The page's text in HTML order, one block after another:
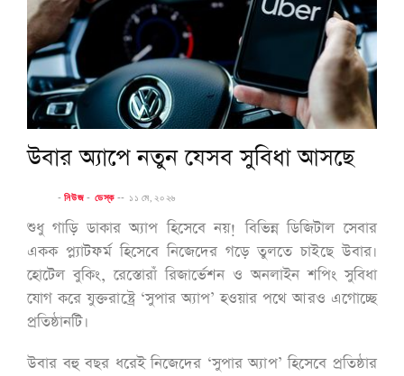
উবার অ্যাপে নতুন যেসব সুবিধা আসছে
-নিউজ - ডেস্ক -- ১১ মে, ২০২৬
শুধু গাড়ি ডাকার অ্যাপ হিসেবে নয়! বিভিন্ন ডিজিটাল সেবার
একক প্ল্যাটফর্ম হিসেবে নিজেদের গড়ে তুলতে চাইছে উবার।
হোটেল বুকিং, রেস্তোরাঁ রিজার্ভেশন ও অনলাইন শপিং সুবিধা
যোগ করে যুক্তরাষ্ট্রে ‘সুপার অ্যাপ’ হওয়ার পথে আরও এগোচ্ছে
প্রতিষ্ঠানটি।
উবার বহু বছর ধরেই নিজেদের ‘সুপার অ্যাপ’ হিসেবে প্রতিষ্ঠার